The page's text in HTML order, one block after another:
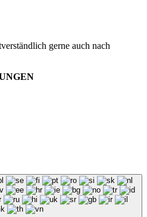
gerne auch nach